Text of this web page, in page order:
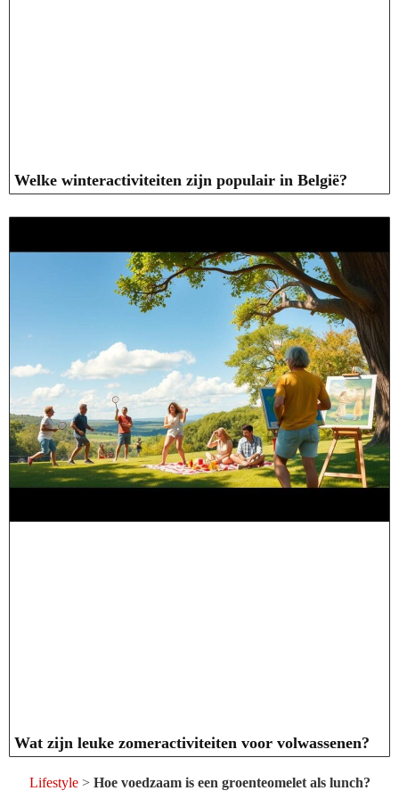
Welke winteractiviteiten zijn populair in België?
Wat zijn leuke zomeractiviteiten voor volwassenen?
Lifestyle> Hoe voedzaam is een groenteomelet als lunch?